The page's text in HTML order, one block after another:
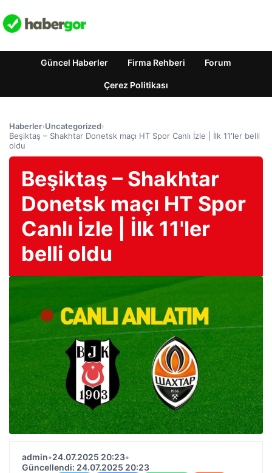
Güncel Haberler Firma Rehberi Forum
Çerez Politikası
Haberler›Uncategorized›
Beşiktaş – Shakhtar Donetsk maçı HT Spor Canlı İzle | İlk 11'ler belli
oldu
Beşiktaş – Shakhtar
Donetsk maçı HT Spor
Canlı İzle | İlk 11'ler
belli oldu
admin•24.07.2025 20:23•
Güncellendi: 24.07.2025 20:23